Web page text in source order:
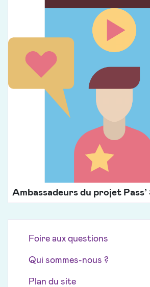
Ambassadeurs du projet
Foire aux questions
Qui sommes-nous ?
Plan du site